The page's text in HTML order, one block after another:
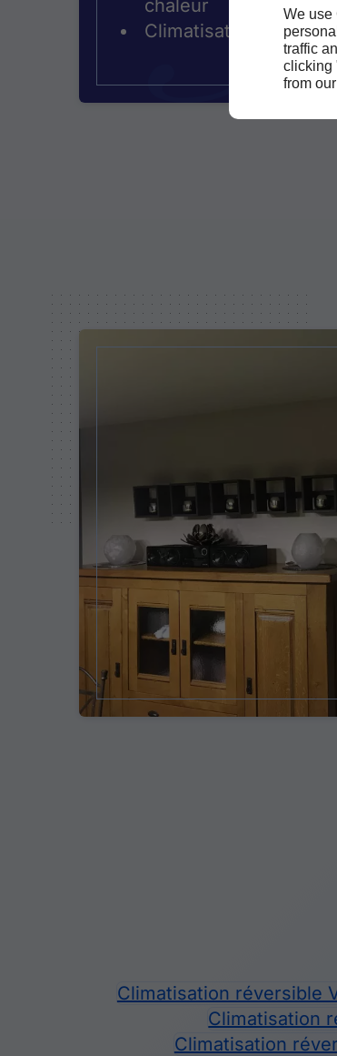
We use
traffic
clicking
from
chaleur
Climatisation
Climatisation réversible
Climatisation
Climatisation